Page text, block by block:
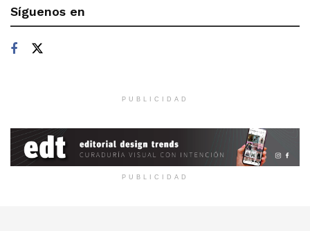
Síguenos en
PUBLICIDAD
PUBLICIDAD